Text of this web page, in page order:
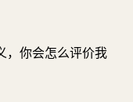
，你会怎么评价我